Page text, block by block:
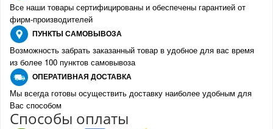
Все наши товары сертифицированы и обеспечены гарантией от
фирм-производителей
ПУНКТЫ САМОВЫВОЗА
Возможность забрать заказанный товар в удобное для вас время
из более 100 пунктов самовывоза
ОПЕРАТИВНАЯ ДОСТАВКА
Мы всегда готовы осуществить доставку наиболее удобным для
Вас способом
Способы оплаты